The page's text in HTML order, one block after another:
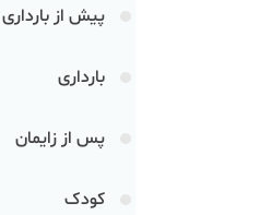
پیش از بارداری
بارداری
پس از زایمان
کودک